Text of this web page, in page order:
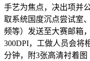
手艺为焦点，决出项并
取系统国度沉点尝试室
频等）发送至大赛邮箱
300DPI，工做人员会将
分钟，附3张高清衬着